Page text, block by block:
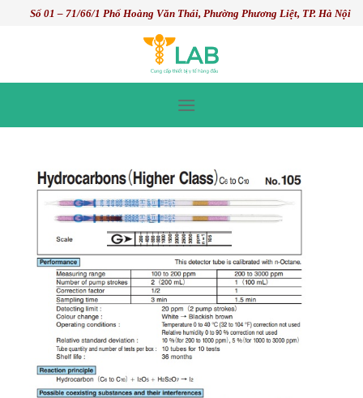
Số 01 – 71/66/1 Phố Hoàng Văn Thái, Phường Phương Liệt, TP. Hà Nội